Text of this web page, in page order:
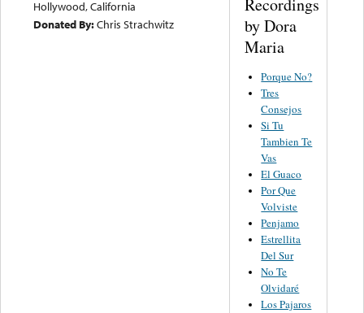
Hollywood, California
Donated By:Chris Strachwitz
Recordings
by Dora
Maria
Porque No?
Tres
Consejos
Si Tu
Tambien Te
Vas
El Guaco
Por Que
Volviste
Penjamo
Estrellita
Del Sur
No Te
Olvidaré
Los Pajaros